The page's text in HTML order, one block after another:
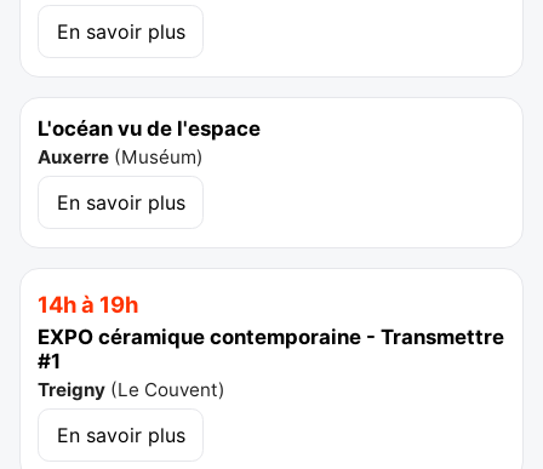
En savoir plus
L'océan vu de l'espace
Auxerre (Muséum)
En savoir plus
14h à 19h
EXPO céramique contemporaine - Transmettre
#1
Treigny (Le Couvent)
En savoir plus